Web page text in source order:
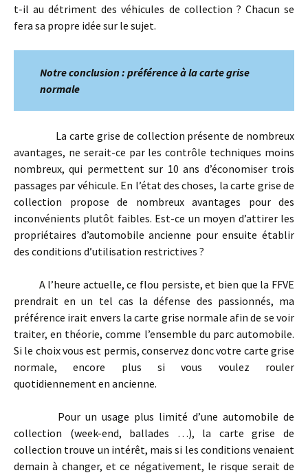
t-il au détriment des véhicules de collection ? Chacun se
fera sa propre idée sur le sujet.
Notre conclusion : préférence à la carte grise
normale
La carte grise de collection présente de nombreux
avantages, ne serait-ce par les contrôle techniques moins
nombreux, qui permettent sur 10 ans d’économiser trois
passages par véhicule. En l’état des choses, la carte grise de
collection propose de nombreux avantages pour des
inconvénients plutôt faibles. Est-ce un moyen d’attirer les
propriétaires d’automobile ancienne pour ensuite établir
des conditions d’utilisation restrictives ?
A l’heure actuelle, ce flou persiste, et bien que la FFVE
prendrait en un tel cas la défense des passionnés, ma
préférence irait envers la carte grise normale afin de se voir
traiter, en théorie, comme l’ensemble du parc automobile.
Si le choix vous est permis, conservez donc votre carte grise
normale, encore plus si vous voulez rouler
quotidiennement en ancienne.
Pour un usage plus limité d’une automobile de
collection (week-end, ballades …), la carte grise de
collection trouve un intérêt, mais si les conditions venaient
demain à changer, et ce négativement, le risque serait de